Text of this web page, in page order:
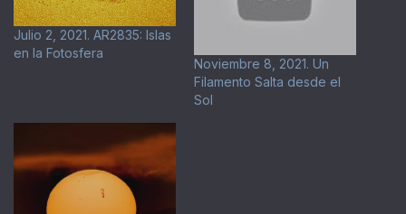
Julio 2, 2021. AR2835: Islas
en la Fotosfera
Noviembre 8, 2021. Un
Filamento Salta desde el
Sol